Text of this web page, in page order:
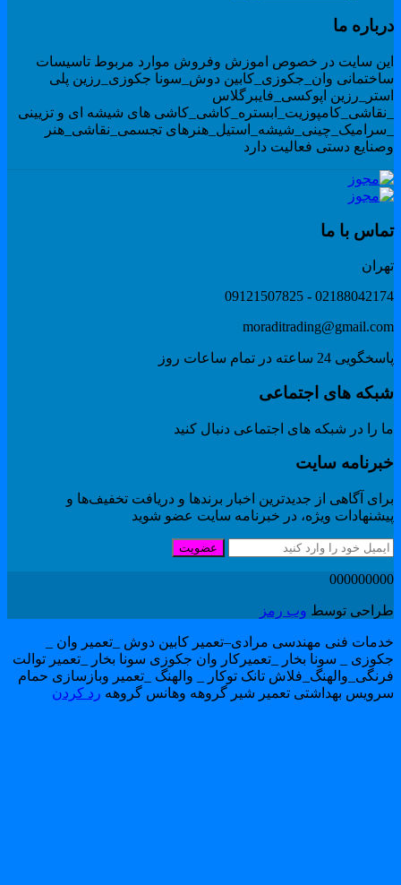
ما
سایت در خصوص اموزش وفروش موارد مربوط تاسیسات
وان_جکوزی_کابین دوش_سونا جکوزی_رزین پلی
اپوکسی_فایبرگلاس
های شیشه ای و تزیینی
تجسمی_نقاشی_هنر
دستی فعالیت دارد
با ما
02188042174 -
24 ساعته در تمام ساعات روز
های اجتماعی
را در شبکه های اجتماعی دنبال کنید
سایت
آگاهی از جدیدترین اخبار برندها و دریافت تخفیف‌ها و
ویژه، در خبرنامه سایت عضو شوید
عضویت
توسطوب رمز
فنی مهندسی مرادی–تعمیر کابین دوش _تعمیر وان _
_ سونا بخار _تعمیرکار وان جکوزی سونا بخار _تعمیر توالت
تانک توکار _ والهنگ _تعمیر وبازسازی حمام
بهداشتی تعمیر شیر گروهه وهانس گروههرد کردن